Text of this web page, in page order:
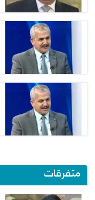
متفرقات